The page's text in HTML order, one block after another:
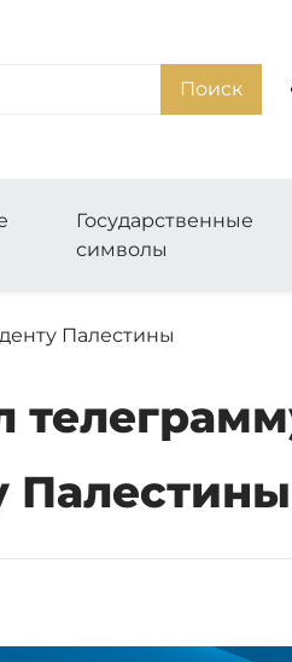
Поиск
Государственные
символы
Палестины
Палестины